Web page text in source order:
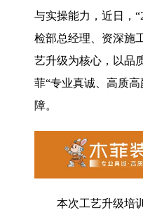
与实操能力，近日，
检部总经理、资深施
艺升级为核心，以品
菲“专业真诚、高质
障。
本次工艺升级培